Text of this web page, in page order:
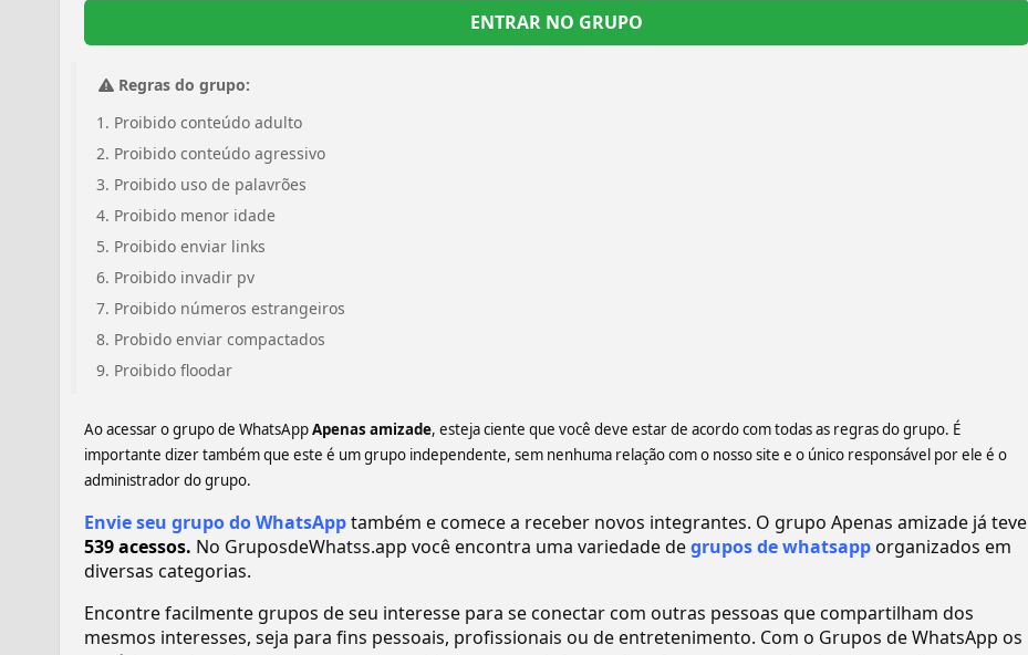
ENTRAR NO GRUPO
Regras do grupo:
Proibido conteúdo adulto
Proibido conteúdo agressivo
Proibido uso de palavrões
Proibido menor idade
Proibido enviar links
Proibido invadir pv
Proibido números estrangeiros
Probido enviar compactados
Proibido floodar
Ao acessar o grupo de WhatsAppApenas amizade, esteja ciente que você deve estar de acordo com todas as regras do grupo. É
importante dizer também que este é um grupo independente, sem nenhuma relação com o nosso site e o único responsável por ele é o
administrador do grupo.
Envie seu grupo do WhatsApptambém e comece a receber novos integrantes. O grupo Apenas amizade já teve
539 acessos. No GruposdeWhatss.app você encontra uma variedade degrupos de whatsapporganizados em
diversas categorias.
Encontre facilmente grupos de seu interesse para se conectar com outras pessoas que compartilham dos
mesmos interesses, seja para fins pessoais, profissionais ou de entretenimento. Com o Grupos de WhatsApp os